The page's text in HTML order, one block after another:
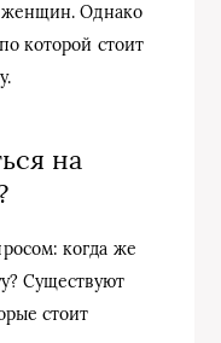
женщин. Однако
которой стоит
на
когда же
Существуют
стоит